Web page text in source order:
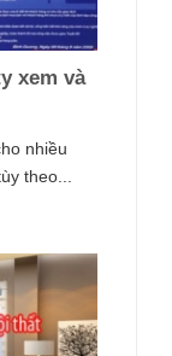
xem và
nhiều
theo...